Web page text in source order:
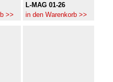
>>
L-MAG 01-26
in den Warenkorb >>